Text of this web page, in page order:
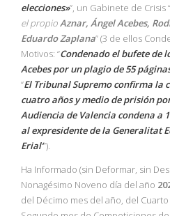
elecciones»”, un Gabinete de Crisis “
el propioAznar, Ángel Acebes,
Eduardo Zaplana” (3 de ellos
Motivos: “Condenado el bufete de
Acebes por un plagio de 55
“El Tribunal Supremo confirma la
cuatro años y medio de prisión
Audiencia de Valencia condena a
al expresidente de la Generalitat
Erial’”).
Ha Informado (sin Deformar, sin
Nonagésimo Noveno día del año
del Décimo mes del año, del